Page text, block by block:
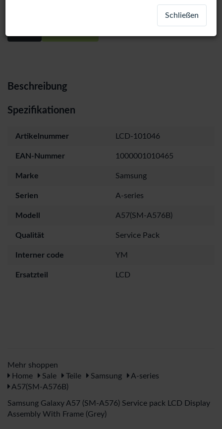
Beschreibung
Spezifikationen
Artikelnummer LCD-101046
EAN-Nummer 1000001010465
Marke Samsung
Serien A-series
Modell A57(SM-A576B)
Qualität Service Pack
Interner code YM
Ersatzteil LCD
Mehr shoppen
Home
Sale Teile Samsung
A-series
A57(SM-A576B)
Samsung Galaxy A57 (SM-A576) Service pack LCD Display
Assembly With Frame (Grey)
Schließen